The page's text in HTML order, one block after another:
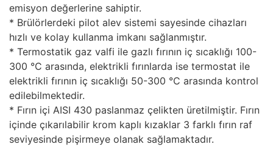
emisyon değerlerine sahiptir.
* Brülörlerdeki pilot alev sistemi sayesinde cihazları
hızlı ve kolay kullanma imkanı sağlanmıştır.
* Termostatik gaz valfi ile gazlı fırının iç sıcaklığı 100-
300 °C arasında, elektrikli fırınlarda ise termostat ile
elektrikli fırının iç sıcaklığı 50-300 °C arasında kontrol
edilebilmektedir.
* Fırın içi AISI 430 paslanmaz çelikten üretilmiştir. Fırın
içinde çıkarılabilir krom kaplı kızaklar 3 farklı fırın raf
seviyesinde pişirmeye olanak sağlamaktadır.